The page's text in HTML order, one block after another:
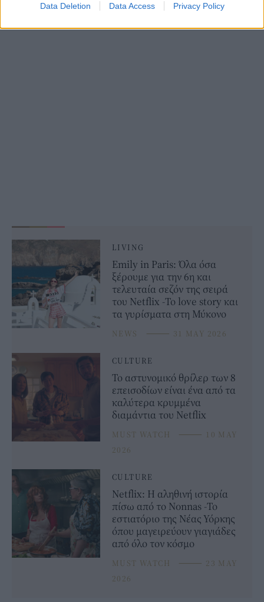
Data Deletion Data Access Privacy Policy
LIVING
Emily in Paris: Όλα όσα
ξέρουμε για την 6η και
τελευταία σεζόν της σειρά
του Netflix -Το love story και
τα γυρίσματα στη Μύκονο
NEWS ⸻ 31 MAY 2026
CULTURE
Το αστυνομικό θρίλερ των 8
επεισοδίων είναι ένα από τα
καλύτερα κρυμμένα
διαμάντια του Netflix
MUST WATCH ⸻ 10 MAY
2026
CULTURE
Netflix: Η αληθινή ιστορία
πίσω από το Nonnas -Το
εστιατόριο της Νέας Υόρκης
όπου μαγειρεύουν γιαγιάδες
από όλο τον κόσμο
MUST WATCH ⸻ 23 MAY
2026